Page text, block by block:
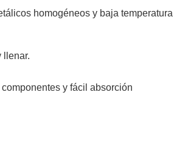
homogéneos y baja temperatura
llenar.
y fácil absorción